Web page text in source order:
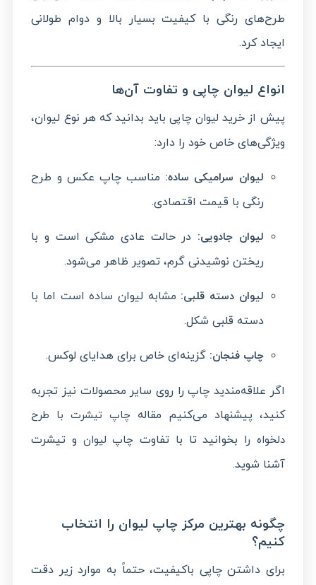
طرح‌های رنگی با کیفیت بسیار بالا و دوام طولانی
ایجاد کرد.
انواع لیوان چاپی و تفاوت آن‌ها
پیش از خرید لیوان چاپی باید بدانید که هر نوع لیوان،
ویژگی‌های خاص خود را دارد:
لیوان سرامیکی ساده: مناسب چاپ عکس و طرح
رنگی با قیمت اقتصادی.
لیوان جادویی: در حالت عادی مشکی است و با
ریختن نوشیدنی گرم، تصویر ظاهر می‌شود.
لیوان دسته قلبی: مشابه لیوان ساده است اما با
دسته قلبی شکل.
چاپ فنجان: گزینه‌ای خاص برای هدایای لوکس.
اگر علاقه‌مندید چاپ را روی سایر محصولات نیز تجربه
کنید، پیشنهاد می‌کنیم مقاله چاپ تیشرت با طرح
دلخواه را بخوانید تا با تفاوت چاپ لیوان و تیشرت
آشنا شوید.
چگونه بهترین مرکز چاپ لیوان را انتخاب
کنیم؟
برای داشتن چاپی باکیفیت، حتماً به موارد زیر دقت